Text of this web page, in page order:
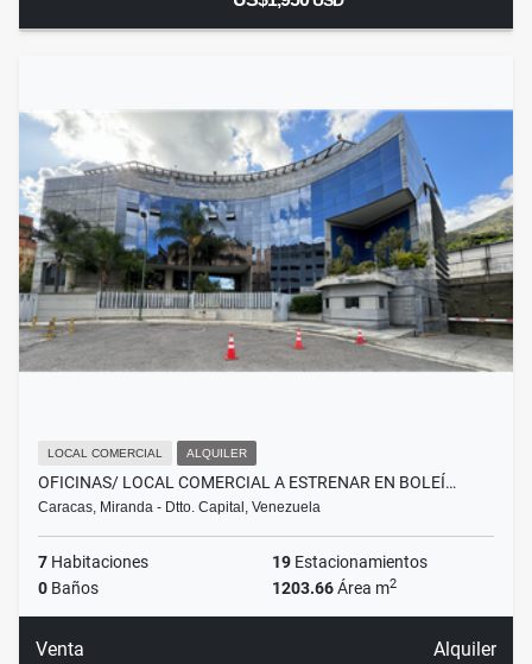
LOCAL COMERCIAL ALQUILER
OFICINAS/ LOCAL COMERCIAL A ESTRENAR EN BOLEÍ…
Caracas, Miranda - Dtto. Capital, Venezuela
7 Habitaciones 19 Estacionamientos
0 Baños 1203.66Área m2
Venta Alquiler